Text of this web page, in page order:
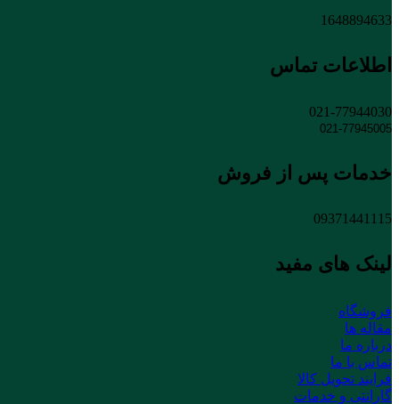
1648894633
اطلاعات تماس
021-77944030
021-77945005
خدمات پس از فروش
09371441115
لینک های مفید
فروشگاه
مقاله ها
درباره ما
تماس با ما
فرایند تحویل کالا
گارانتی و خدمات